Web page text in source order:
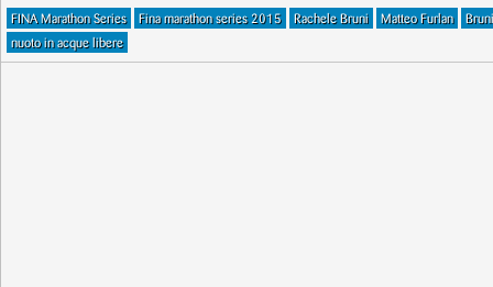
FINA Marathon Series Fina marathon series 2015 Rachele Bruni Matteo Furlan
Bruni
nuoto in acque libere